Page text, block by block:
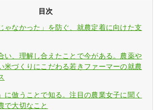
目次
ゃなかった」を防ぐ、就農定着に向けた支
い、理解し合えたことで今がある。農薬や
米づくりにこだわる若きファーマーの就農
に倣うことで知る。注目の農業女子に聞く
で大切なこと